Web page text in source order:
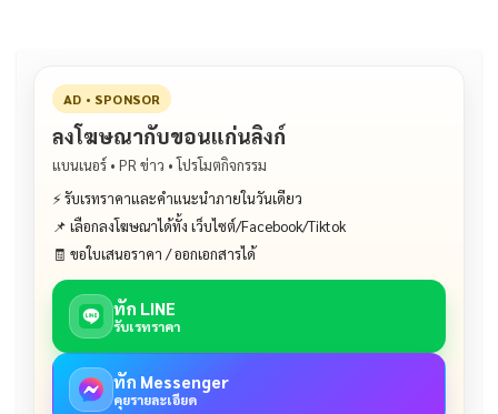
AD • SPONSOR
ลงโฆษณากับขอนแก่นลิงก์
แบนเนอร์ • PR ข่าว • โปรโมตกิจกรรม
⚡ รับเรทราคาและคำแนะนำภายในวันเดียว
📌 เลือกลงโฆษณาได้ทั้ง เว็บไซต์/Facebook/Tiktok
🧾 ขอใบเสนอราคา / ออกเอกสารได้
ทัก LINE
รับเรทราคา
ทัก Messenger
คุยรายละเอียด